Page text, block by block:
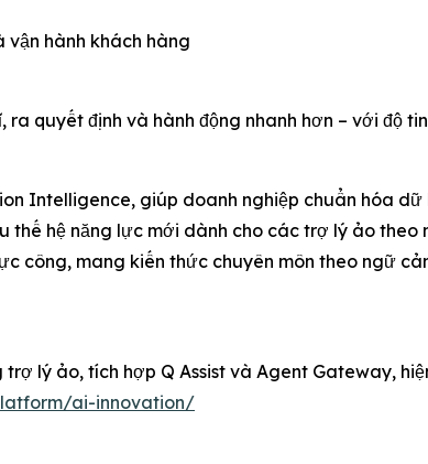
hành khách hàng
quyết định và hành động nhanh hơn – với độ
Intelligence, giúp doanh nghiệp chuẩn hóa
hệ năng lực mới dành cho các trợ lý ảo theo
công, mang kiến thức chuyên môn theo ngữ
lý ảo, tích hợp Q Assist và Agent Gateway,
ai-innovation/